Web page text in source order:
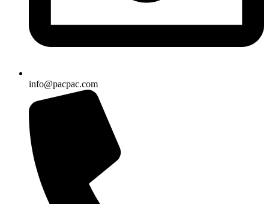
info@pacpac.com